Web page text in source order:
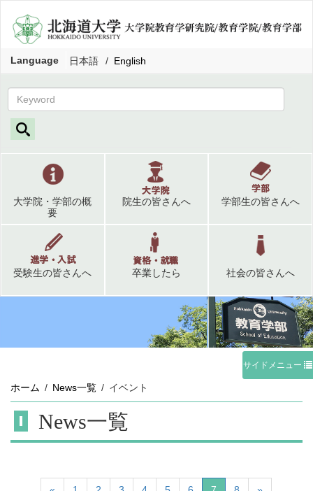
Language 日本語 English
大学院・学部の概
要
院生の皆さんへ 学部生の皆さんへ
受験生の皆さんへ 卒業したら 社会の皆さんへ
サイドメニュー
ホーム News一覧 イベント
News一覧